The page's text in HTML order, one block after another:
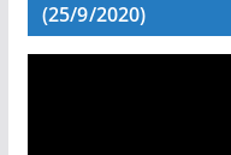
(25/9/2020)